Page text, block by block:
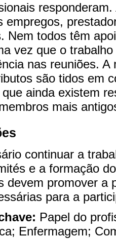
empregos,
Nem todos têm
vez que o
nas reuniões.
são tidos em
ainda existem
mais
continuar a
e a formação
devem promover a
para a
Papel do
Enfermagem;